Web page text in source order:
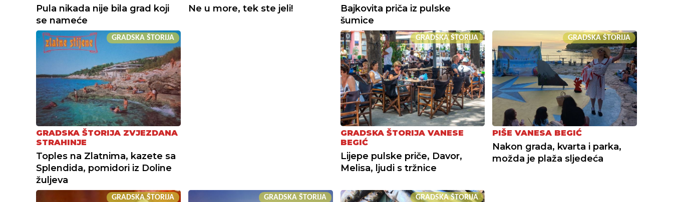
Pula nikada nije bila grad koji
se nameće
Ne u more, tek ste jeli!
Bajkovita priča iz pulske
šumice
GRADSKA ŠTORIJA
GRADSKA ŠTORIJA ZVJEZDANA
STRAHINJE
Toples na Zlatnima, kazete sa
Splendida, pomidori iz Doline
žuljeva
GRADSKA ŠTORIJA
GRADSKA ŠTORIJA VANESE
BEGIĆ
Lijepe pulske priče, Davor,
Melisa, ljudi s tržnice
GRADSKA ŠTORIJA
PIŠE VANESA BEGIĆ
Nakon grada, kvarta i parka,
možda je plaža sljedeća
GRADSKA ŠTORIJA GRADSKA ŠTORIJA GRADSKA ŠTORIJA